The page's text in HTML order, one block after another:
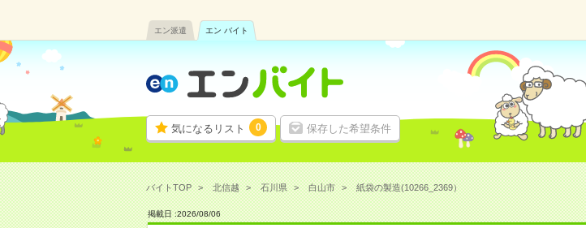
エン派遣 エン バイト
気になるリスト 0 保存した希望条件
バイトTOP 北信越 石川県 白山市 紙袋の製造(10266_2369）
掲載日 :2026/08/06